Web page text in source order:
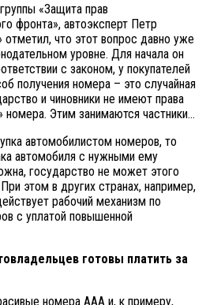
«Защита прав
фронта», автоэксперт Петр
что этот вопрос давно уже
уровне. Для начала он
с законом, у покупателей
получения номера – это случайная
и чиновники не имеют права
номера. Этим занимаются частники…
автомобилистом номеров, то
автомобиля с нужными ему
государство не может этого
этом в других странах, например,
рабочий механизм по
с уплатой повышенной
готовы платить за
номера ААА и, к примеру,